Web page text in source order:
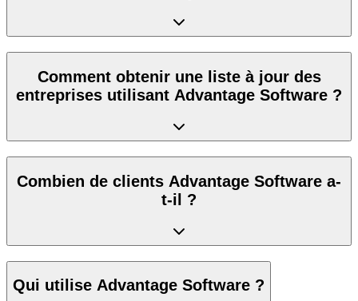
Comment obtenir une liste à jour des
entreprises utilisant Advantage Software ?
Combien de clients Advantage Software a-
t-il ?
Qui utilise Advantage Software ?